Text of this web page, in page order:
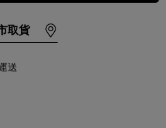
取貨
送